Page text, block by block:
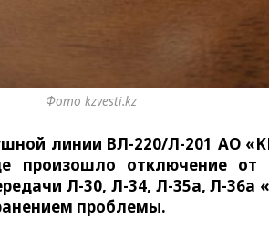
Фото kzvesti.kz
линии ВЛ-220/Л-201 АО
произошло отключение от
Л-30, Л-34, Л-35а, Л-
проблемы.